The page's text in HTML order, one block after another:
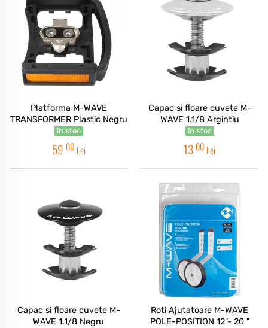
Platforma M-WAVE
TRANSFORMER Plastic Negru
în stoc
59 00 Lei
Capac si floare cuvete M-
WAVE 1.1/8 Argintiu
în stoc
13 00 Lei
Capac si floare cuvete M-
WAVE 1.1/8 Negru
Roti Ajutatoare M-WAVE
POLE-POSITION 12"- 20 "